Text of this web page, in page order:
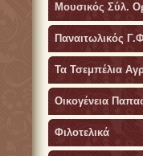
Μουσικός Σύλ.
Παναιτωλικός
Τα Τσεμπέλια
Οικογένεια
Φιλοτελικά